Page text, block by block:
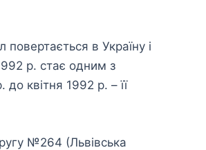
в Україну і
р. стає одним з
до квітня 1992 р. – її
№264 (Львівська